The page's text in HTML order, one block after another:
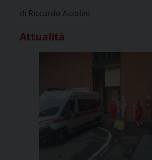
di Riccardo Azzolini
Attualità